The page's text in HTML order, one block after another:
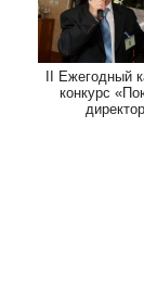
II Ежегодный
конкурс